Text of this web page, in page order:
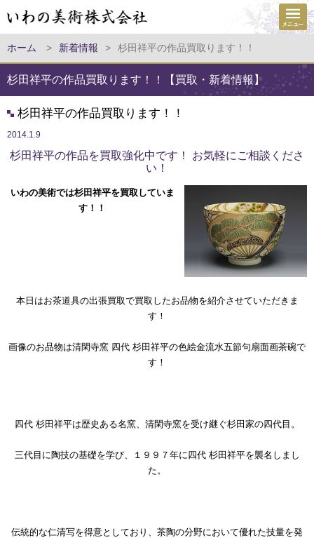
ホーム > 新着情報 > 杉田祥平の作品買取ります！！
杉田祥平の作品買取ります！！【買取・新着情報】
杉田祥平の作品買取ります！！
2014.1.9
杉田祥平の作品を買取強化中です！ お気軽にご相談くださ
い！
いわの美術では杉田祥平を買取していま
す！！
本日はお茶道具の出張買取で買取したお品物を紹介させていただきま
す！
画像のお品物は清閑寺窯 四代 杉田祥平の色絵金流水五節句扇面画茶碗で
す！
四代 杉田祥平は歴史ある名窯、清閑寺窯を受け継ぐ杉田家の四代目。
三代目に陶技の基礎を学び、１９９７年に四代 杉田祥平を襲名しまし
た。
伝統的な仁清写を得意としており、茶陶の分野において優れた技量を発